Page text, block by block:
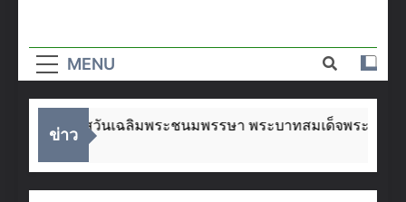
อาชีวศึกษา
นครสวรรค์
MENU
ข่าว
งในโอกาสวันเฉลิมพระชนมพรรษา พระบาทสมเด็จพระเจ้าอยู่